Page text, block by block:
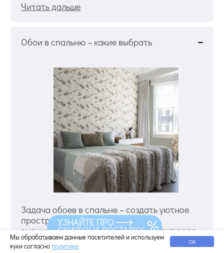
Читать дальше
Обои в спальню – какие выбрать
Задача обоев в спальне – создать уютное
пространство, не перегружающее
эмоционально и не слишком привлекающее
внимание. Это самая приватная комната из
Мы обрабатываем данные посетителей и используем
куки согласно политике ОК
УЗНАЙТЕ ПРО
СКИДКУ И ДОСТАВКУ